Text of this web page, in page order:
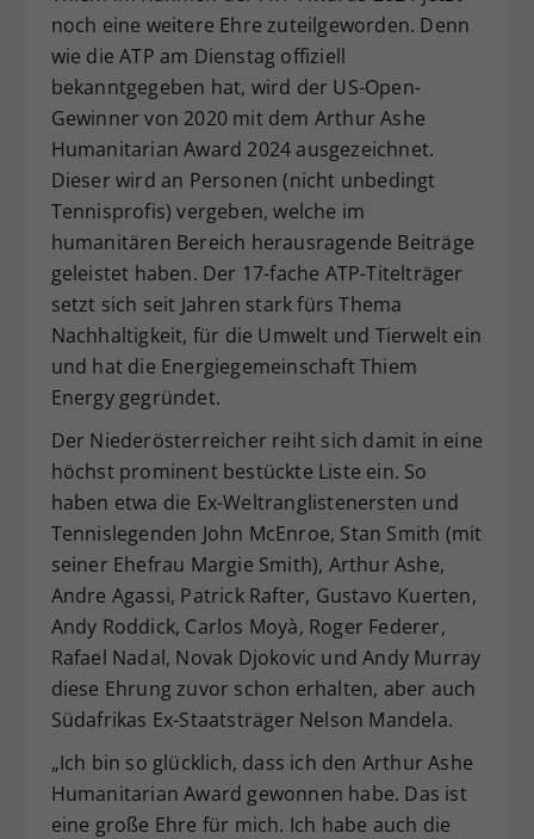
noch eine weitere Ehre zuteilgeworden. Denn
wie die ATP am Dienstag offiziell
bekanntgegeben hat, wird der US-Open-
Gewinner von 2020 mit dem Arthur Ashe
Humanitarian Award 2024 ausgezeichnet.
Dieser wird an Personen (nicht unbedingt
Tennisprofis) vergeben, welche im
humanitären Bereich herausragende Beiträge
geleistet haben. Der 17-fache ATP-Titelträger
setzt sich seit Jahren stark fürs Thema
Nachhaltigkeit, für die Umwelt und Tierwelt ein
und hat die Energiegemeinschaft Thiem
Energy gegründet.
Der Niederösterreicher reiht sich damit in eine
höchst prominent bestückte Liste ein. So
haben etwa die Ex-Weltranglistenersten und
Tennislegenden John McEnroe, Stan Smith (mit
seiner Ehefrau Margie Smith), Arthur Ashe,
Andre Agassi, Patrick Rafter, Gustavo Kuerten,
Andy Roddick, Carlos Moyà, Roger Federer,
Rafael Nadal, Novak Djokovic und Andy Murray
diese Ehrung zuvor schon erhalten, aber auch
Südafrikas Ex-Staatsträger Nelson Mandela.
„Ich bin so glücklich, dass ich den Arthur Ashe
Humanitarian Award gewonnen habe. Das ist
eine große Ehre für mich. Ich habe auch die
Zweck
Dieser Wert speichert Ihre Consent-
Einstellungen. Unter anderem eine
zufällig generierte ID, für die
historische Speicherung Ihrer
Webseiten-Betreiber dies eingestellt
hat.